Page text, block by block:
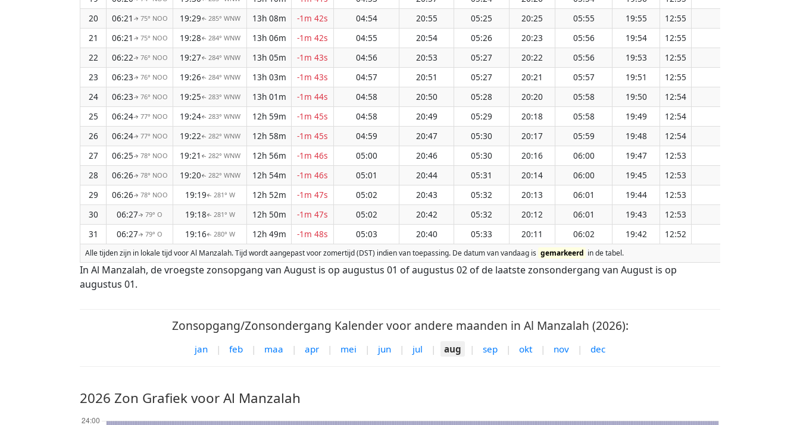
20
06:21 ↑ 75° NOO 19:29↑ 285° WNW 13h 08m -1m 42s 04:54 20:55 05:25 20:25 05:55 19:55 12:55
21
06:21 ↑ 75° NOO 19:28↑ 284° WNW 13h 06m -1m 42s 04:55 20:54 05:26 20:23 05:56 19:54 12:55
22
06:22↑ 76° NOO 19:27↑ 284° WNW 13h 05m -1m 43s 04:56 20:53 05:27 20:22 05:56 19:53 12:55
23
06:23↑ 76° NOO 19:26↑ 284° WNW 13h 03m -1m 43s 04:57 20:51 05:27 20:21 05:57 19:51 12:55
24
06:23↑ 76° NOO 19:25↑ 283° WNW 13h 01m -1m 44s 04:58 20:50 05:28 20:20 05:58 19:50 12:54
25
06:24↑ 77° NOO 19:24↑ 283° WNW 12h 59m -1m 45s 04:58 20:49 05:29 20:18 05:58 19:49 12:54
26
06:24↑ 77° NOO 19:22↑ 282° WNW 12h 58m -1m 45s 04:59 20:47 05:30 20:17 05:59 19:48 12:54
27
06:25↑ 78° NOO 19:21 ↑ 282° WNW 12h 56m -1m 46s 05:00 20:46 05:30 20:16 06:00 19:47 12:53
28
06:26↑ 78° NOO 19:20↑ 282° WNW 12h 54m -1m 46s 05:01 20:44 05:31 20:14 06:00 19:45 12:53
29
06:26↑ 78° NOO 19:19↑ 281° W 12h 52m -1m 47s 05:02 20:43 05:32 20:13 06:01 19:44 12:53
30
06:27↑ 79° O 19:18↑ 281° W 12h 50m -1m 47s 05:02 20:42 05:32 20:12 06:01 19:43 12:53
31
06:27↑ 79° O 19:16↑ 280° W 12h 49m -1m 48s 05:03 20:40 05:33 20:11 06:02 19:42 12:52
Alle tijden zijn in lokale tijd voor Al Manzalah. Tijd wordt aangepast voor zomertijd (DST) indien van toepassing. De datum van vandaag is gemarkeerd in de tabel.
In Al Manzalah, de vroegste zonsopgang van August is op augustus 01 of augustus 02 of de laatste zonsondergang van August is op
augustus 01.
Zonsopgang/Zonsondergang Kalender voor andere maanden in Al Manzalah (2026):
jan | feb | maa | apr | mei | jun | jul | aug | sep | okt | nov | dec
2026 Zon Grafiek voor Al Manzalah